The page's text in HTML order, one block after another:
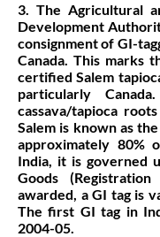
3. The Agricultural
Development
consignment of GI-
Canada. This marks
certified Salem
particularly
cassava/tapioca
Salem is known as
approximately 80%
India, it is governed
Goods
awarded, a GI tag is
The first GI tag in
2004-05.